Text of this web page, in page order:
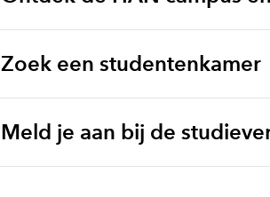
Zoek een studentenkamer
Meld je aan bij de